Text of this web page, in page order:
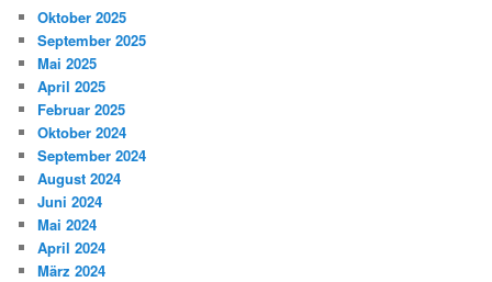
Oktober 2025
September 2025
Mai 2025
April 2025
Februar 2025
Oktober 2024
September 2024
August 2024
Juni 2024
Mai 2024
April 2024
März 2024